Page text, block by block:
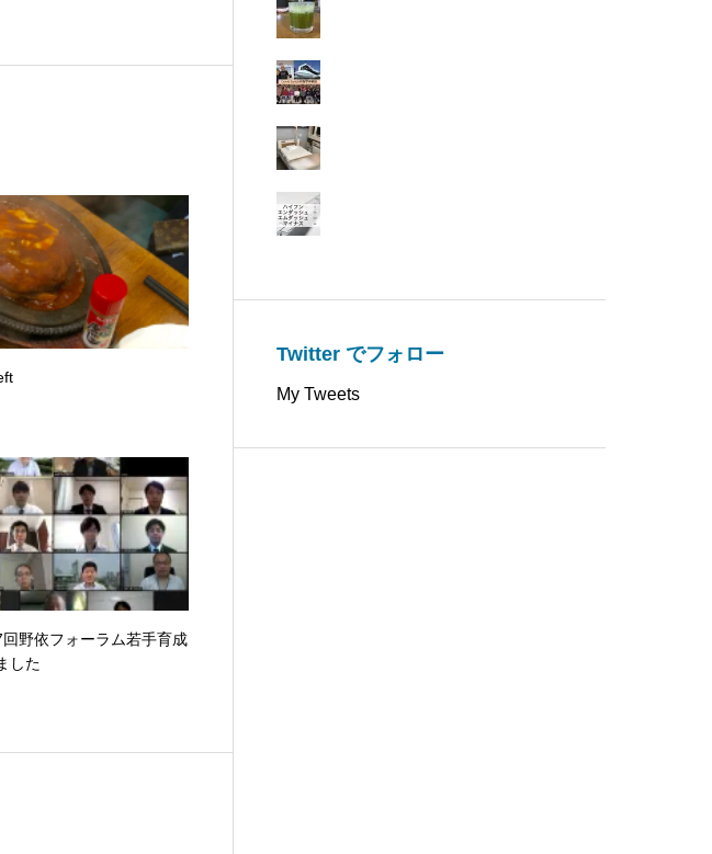
野依フォーラム若手育成
した
Twitter でフォロー
My Tweets